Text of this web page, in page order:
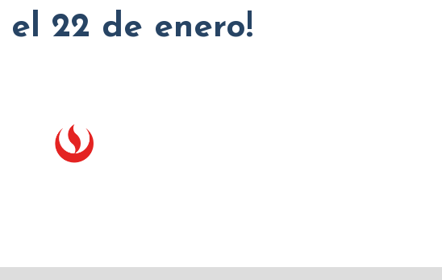
el 22 de enero!